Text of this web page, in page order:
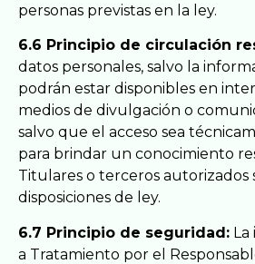
personas previstas en la ley.
6.6 Principio de circulación
datos personales, salvo la
podrán estar disponibles en
medios de divulgación o
salvo que el acceso sea
para brindar un conocimiento
Titulares o terceros autorizados
disposiciones de ley.
6.7 Principio de seguridad: La
a Tratamiento por el